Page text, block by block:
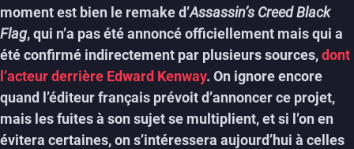
moment est bien le remake d’Assassin’s Creed Black
Flag, qui n’a pas été annoncé officiellement mais qui a
été confirmé indirectement par plusieurs sources,dont
l’acteur derrière Edward Kenway. On ignore encore
quand l’éditeur français prévoit d’annoncer ce projet,
mais les fuites à son sujet se multiplient, et si l’on en
évitera certaines, on s’intéressera aujourd’hui à celles